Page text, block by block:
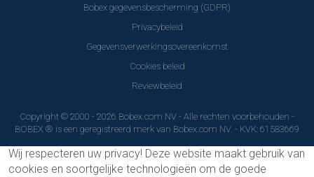
Bobex gegevensbescherming (GDPR)
Privacybeleid
Gegevensverwerkingsovereenkomst
Cookies beleid
Reviewbeleid
Copyright © 2000 - 2026 Bobex.com NV - Alle rechten voorbehouden -
BOBEX ® is een geregistreerd merk van Bobex.com NV. - KVK: 61583669
Wij respecteren uw privacy! Deze website maakt gebruik van
cookies en soortgelijke technologieën om de goede